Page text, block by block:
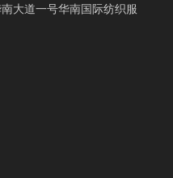
大道一号华南国际纺织服